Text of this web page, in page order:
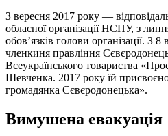
З вересня 2017 року —
обласної організації НСПУ, з
обов’язків голови організації. З
членкиня правління
Всеукраїнського товариства
Шевченка. 2017 року їй
громадянка Сєвєродонецька».
Вимушена евакуація